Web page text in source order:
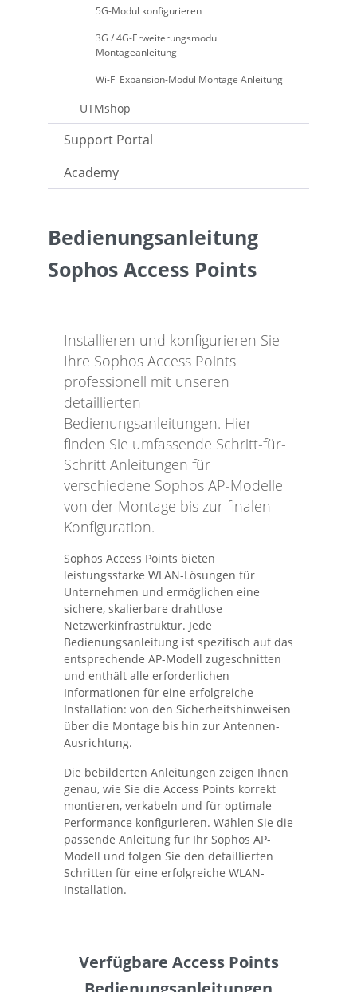
5G-Modul konfigurieren
3G / 4G-Erweiterungsmodul
Montageanleitung
Wi-Fi Expansion-Modul Montage Anleitung
UTMshop
Support Portal
Academy
Bedienungsanleitung
Sophos Access Points
Installieren und konfigurieren Sie
Ihre Sophos Access Points
professionell mit unseren
detaillierten
Bedienungsanleitungen. Hier
finden Sie umfassende Schritt-für-
Schritt Anleitungen für
verschiedene Sophos AP-Modelle
von der Montage bis zur finalen
Konfiguration.
Sophos Access Points bieten
leistungsstarke WLAN-Lösungen für
Unternehmen und ermöglichen eine
sichere, skalierbare drahtlose
Netzwerkinfrastruktur. Jede
Bedienungsanleitung ist spezifisch auf das
entsprechende AP-Modell zugeschnitten
und enthält alle erforderlichen
Informationen für eine erfolgreiche
Installation: von den Sicherheitshinweisen
über die Montage bis hin zur Antennen-
Ausrichtung.
Die bebilderten Anleitungen zeigen Ihnen
genau, wie Sie die Access Points korrekt
montieren, verkabeln und für optimale
Performance konfigurieren. Wählen Sie die
passende Anleitung für Ihr Sophos AP-
Modell und folgen Sie den detaillierten
Schritten für eine erfolgreiche WLAN-
Installation.
Verfügbare Access Points